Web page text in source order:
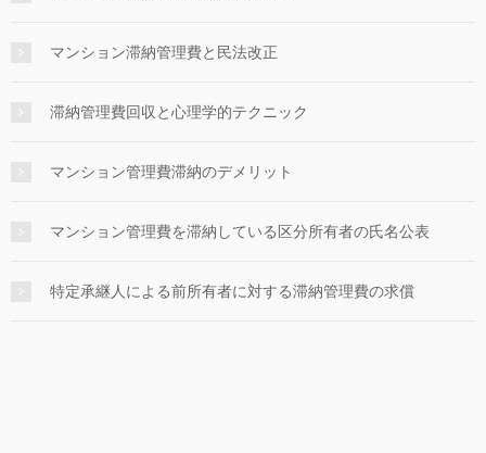
マンション滞納管理費と民法改正
滞納管理費回収と心理学的テクニック
マンション管理費滞納のデメリット
マンション管理費を滞納している区分所有者の氏名公表
特定承継人による前所有者に対する滞納管理費の求償